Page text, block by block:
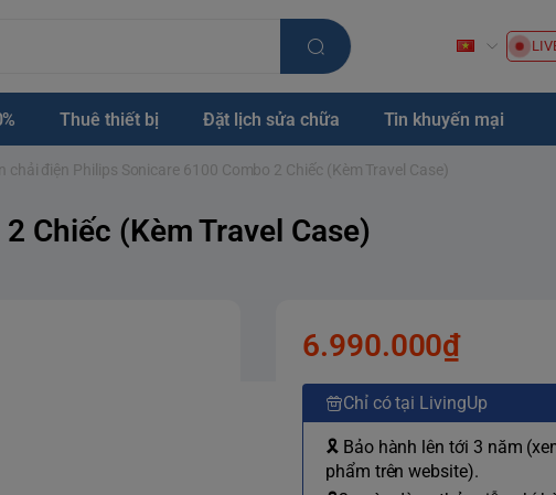
Thuê thiết bị Đặt lịch sửa chữa Tin khuyến mại
chải điện Philips Sonicare 6100 Combo 2 Chiếc (Kèm Travel Case)
Chiếc (Kèm Travel Case)
6.990.000₫
Chỉ có tại LivingUp
🎗 Bảo hành lên tới 3 năm
phẩm trên website).